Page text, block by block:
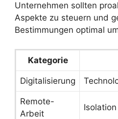
Unternehmen sollten
Aspekte zu steuern und
Bestimmungen optimal
Kategorie
Digitalisierung
Remote-
Arbeit